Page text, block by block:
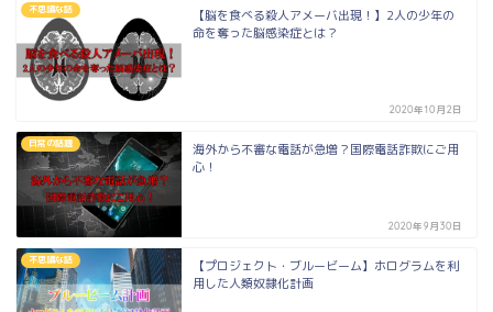
不思議な話
【脳を食べる殺人アメーバ出現！】2人の少年の
命を奪った脳感染症とは？
2020年10月2日
日常の話題
海外から不審な電話が急増？国際電話詐欺にご用
心！
2020年9月30日
不思議な話
【プロジェクト・ブルービーム】ホログラムを利
用した人類奴隷化計画